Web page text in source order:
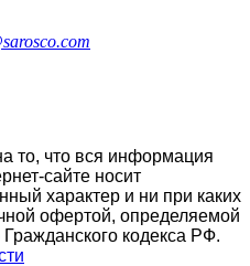
то, что вся информация
сайте носит
характер и ни при каких
офертой, определяемой
кодекса РФ.